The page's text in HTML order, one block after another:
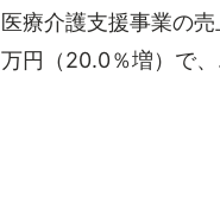
医療介護支援事業の
万円（20.0％増）で